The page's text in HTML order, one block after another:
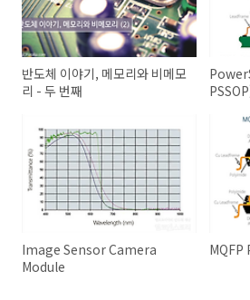
반도체 이야기, 메모리와 비메모
리 - 두 번째
Image Sensor Camera
Module
MQFP